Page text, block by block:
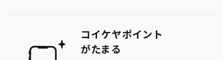
コイケヤポイント
がたまる